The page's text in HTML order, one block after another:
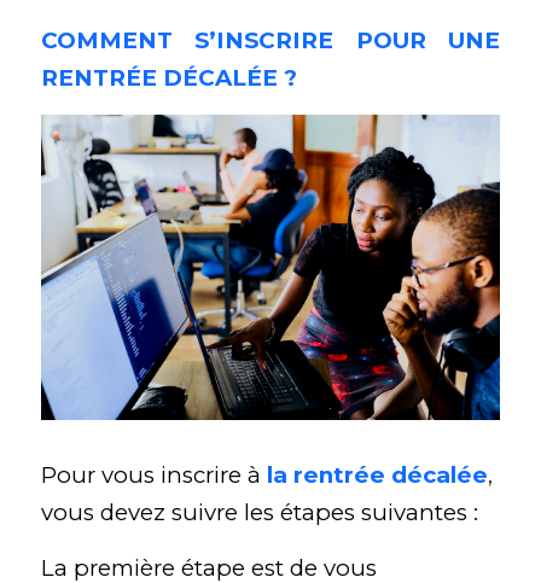
COMMENT S’INSCRIRE POUR UNE
RENTRÉE DÉCALÉE ?
Pour vous inscrire à la rentrée décalée
vous devez suivre les étapes suivantes :
La première étape est de vous